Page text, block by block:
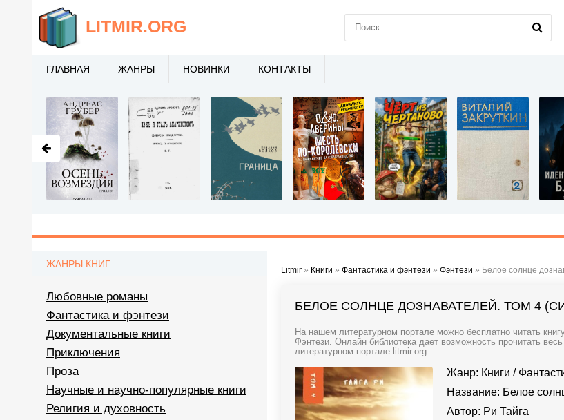
Litmir » Книги » Фантастика и фэнтези » Фэнтези » Белое солнце
БЕЛОЕ СОЛНЦЕ ДОЗНАВАТЕЛЕЙ. ТОМ 4
На нашем литературном портале можно бесплатно читать
Фэнтези. Онлайн библиотека дает возможность прочитать
литературном портале litmir.org.
Жанр: Книги /
Название: Белое
Автор: Ри Тайга
ЖАНРЫ КНИГ
Любовные романы
Фантастика и фэнтези
Документальные книги
Приключения
Проза
Научные и научно-популярные книги
Религия и духовность
LITMIR.ORG
ГЛАВНАЯ ЖАНРЫ НОВИНКИ КОНТАКТЫ